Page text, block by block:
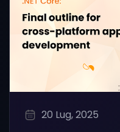
20 Lug, 2025